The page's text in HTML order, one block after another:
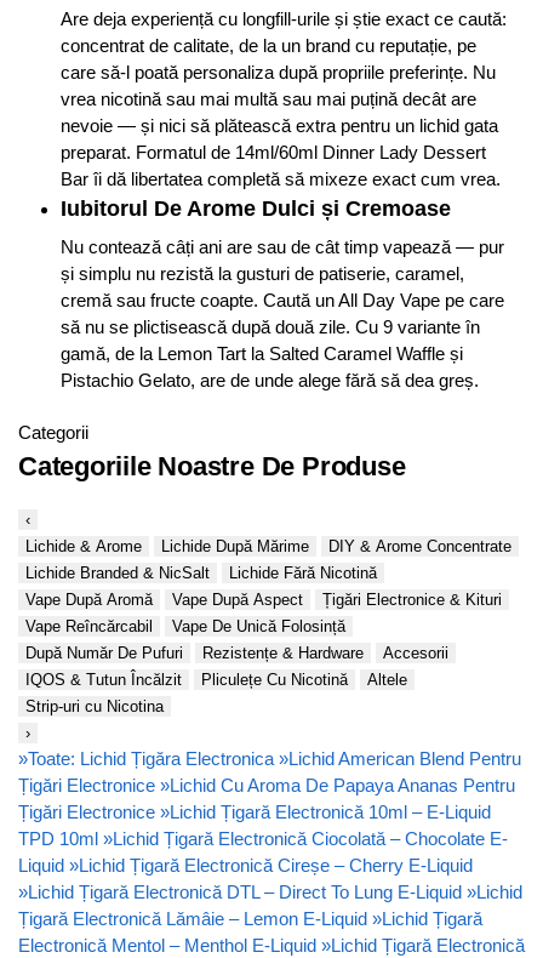
Are deja experiență cu longfill-urile și știe exact ce caută:
concentrat de calitate, de la un brand cu reputație, pe
care să-l poată personaliza după propriile preferințe. Nu
vrea nicotină sau mai multă sau mai puțină decât are
nevoie — și nici să plătească extra pentru un lichid gata
preparat. Formatul de 14ml/60ml Dinner Lady Dessert
Bar îi dă libertatea completă să mixeze exact cum vrea.
Iubitorul De Arome Dulci și Cremoase
Nu contează câți ani are sau de cât timp vapează — pur
și simplu nu rezistă la gusturi de patiserie, caramel,
cremă sau fructe coapte. Caută un All Day Vape pe care
să nu se plictisească după două zile. Cu 9 variante în
gamă, de la Lemon Tart la Salted Caramel Waffle și
Pistachio Gelato, are de unde alege fără să dea greș.
Categorii
Categoriile Noastre De Produse
‹
Lichide & Arome
Lichide După Mărime
DIY & Arome Concentrate
Lichide Branded & NicSalt
Lichide Fără Nicotină
Vape După Aromă
Vape După Aspect
Țigări Electronice & Kituri
Vape Reîncărcabil
Vape De Unică Folosință
După Număr De Pufuri
Rezistențe & Hardware
Accesorii
IQOS & Tutun Încălzit
Pliculețe Cu Nicotină
Altele
Strip-uri cu Nicotina
›
»Toate: Lichid Țigăra Electronica »Lichid American Blend Pentru
Țigări Electronice »Lichid Cu Aroma De Papaya Ananas Pentru
Țigări Electronice »Lichid Țigară Electronică 10ml – E-Liquid
TPD 10ml »Lichid Țigară Electronică Ciocolată – Chocolate E-
Liquid »Lichid Țigară Electronică Cireșe – Cherry E-Liquid
»Lichid Țigară Electronică DTL – Direct To Lung E-Liquid »Lichid
Țigară Electronică Lămâie – Lemon E-Liquid »Lichid Țigară
Electronică Mentol – Menthol E-Liquid »Lichid Țigară Electronică